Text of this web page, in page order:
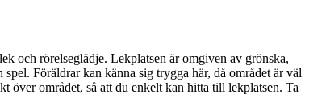
och rörelseglädje. Lekplatsen är omgiven av grönska,
Föräldrar kan känna sig trygga här, då området är väl
området, så att du enkelt kan hitta till lekplatsen. Ta